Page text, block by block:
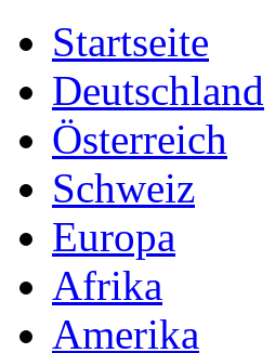
Startseite
Deutschland
Österreich
Schweiz
Europa
Afrika
Amerika